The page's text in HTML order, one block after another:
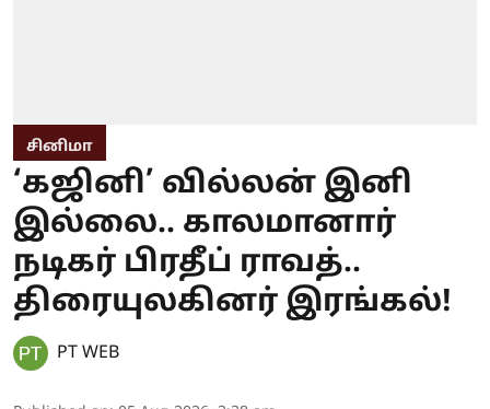
சினிமா
‘கஜினி’ வில்லன் இனி
இல்லை.. காலமானார்
நடிகர் பிரதீப் ராவத்..
திரையுலகினர் இரங்கல்!
PT WEB